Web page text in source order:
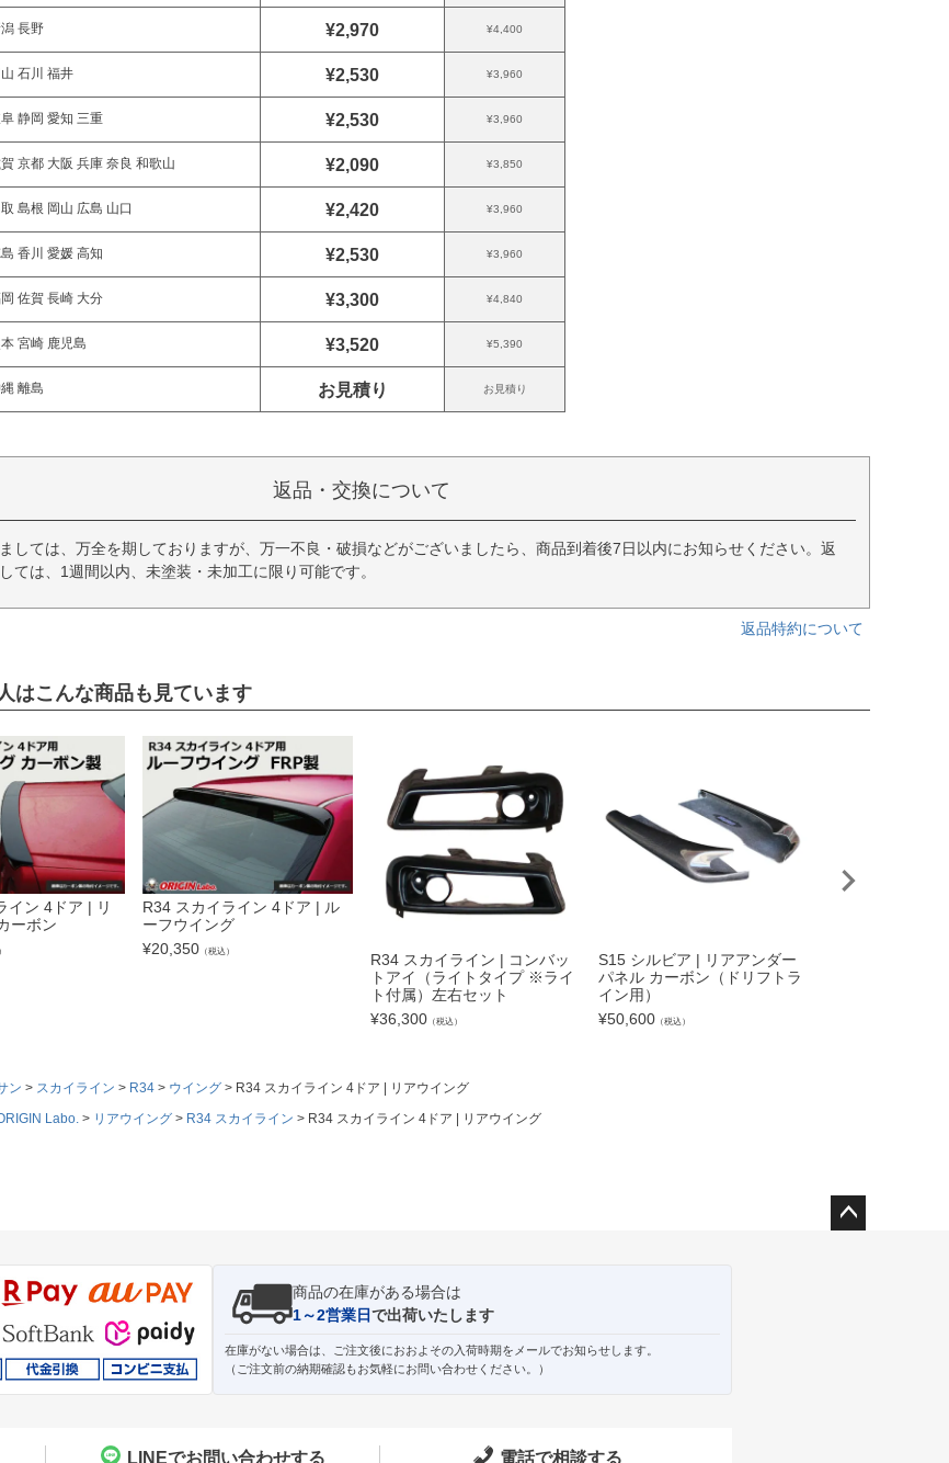
長野 ¥2,970 ¥4,400
石川 福井 ¥2,530 ¥3,960
静岡 愛知 三重 ¥2,530 ¥3,960
京都 大阪 兵庫 奈良 和歌山 ¥2,090 ¥3,850
島根 岡山 広島 山口 ¥2,420 ¥3,960
香川 愛媛 高知 ¥2,530 ¥3,960
佐賀 長崎 大分 ¥3,300 ¥4,840
宮崎 鹿児島 ¥3,520 ¥5,390
離島 お見積り お見積り
返品・交換について
しては、万全を期しておりますが、万一不良・破損などがございましたら、商品到着後7日以内にお知らせください。返
ては、1週間以内、未塗装・未加工に限り可能です。
返品特約について
はこんな商品も見ています
イン 4ドア | リ
ーボン
R34 スカイライン 4ドア | ル
ーフウイング
¥20,350 （税込）
R34 スカイライン | コンバッ
トアイ（ライトタイプ ※ライ
ト付属）左右セット
¥36,300 （税込）
S15 シルビア | リアアンダー
パネル カーボン（ドリフトラ
イン用）
¥50,600 （税込）
ン スカイライン R34 ウイング
R34 スカイライン 4ドア | リアウイング
Labo. リアウイング R34 スカイライン R34 スカイライン 4ドア | リアウイング
商品の在庫がある場合は
1～2営業日で出荷いたします
在庫がない場合は、ご注文後におおよその入荷時期をメールでお知らせします。
（ご注文前の納期確認もお気軽にお問い合わせください。）
LINEでお問い合わせする 電話で相談する